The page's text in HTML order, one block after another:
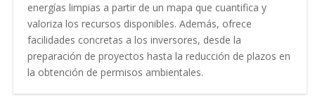
energías limpias a partir de un mapa que cuantifica y
valoriza los recursos disponibles. Además, ofrece
facilidades concretas a los inversores, desde la
preparación de proyectos hasta la reducción de plazos en
la obtención de permisos ambientales.